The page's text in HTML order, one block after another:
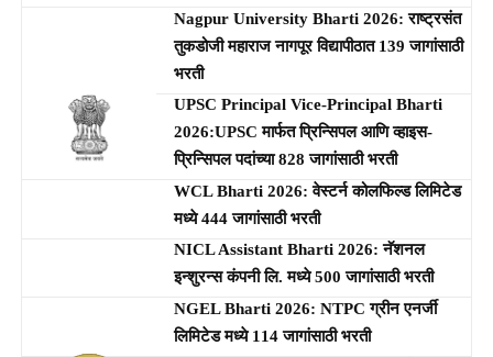
Nagpur University Bharti 2026: राष्ट्रसंत
तुकडोजी महाराज नागपूर विद्यापीठात 139 जागांसाठी
भरती
UPSC Principal Vice-Principal Bharti
2026:UPSC मार्फत प्रिन्सिपल आणि व्हाइस-
प्रिन्सिपल पदांच्या 828 जागांसाठी भरती
WCL Bharti 2026: वेस्टर्न कोलफिल्ड लिमिटेड
मध्ये 444 जागांसाठी भरती
NICL Assistant Bharti 2026: नॅशनल
इन्शुरन्स कंपनी लि. मध्ये 500 जागांसाठी भरती
NGEL Bharti 2026: NTPC ग्रीन एनर्जी
लिमिटेड मध्ये 114 जागांसाठी भरती